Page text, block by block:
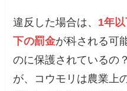
違反した場合は、 1年
下の罰金が科される可
のに保護されているの
が、コウモリは農業上